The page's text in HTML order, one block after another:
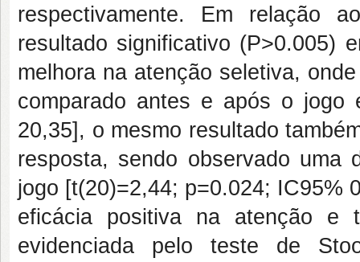
respectivamente. Em relação
resultado significativo (P>0.005)
melhora na atenção seletiva,
comparado antes e após o jogo
20,35], o mesmo resultado
resposta, sendo observado uma
jogo [t(20)=2,44; p=0.024; IC95%
eficácia positiva na atenção e
evidenciada pelo teste de